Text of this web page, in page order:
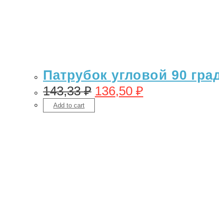
Патрубок угловой 90
143,33₽ 136,50 ₽
Add to cart